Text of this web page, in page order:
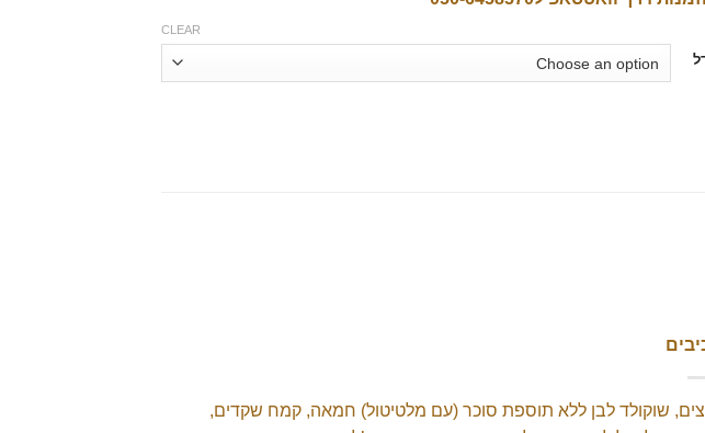
CLEAR
שוקולד לבן ללא תוספת סוכר (עם מלטיטול) חמאה, קמח שקדים,